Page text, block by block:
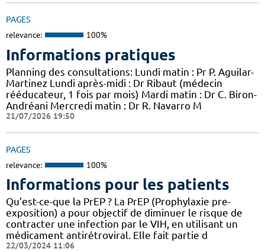
PAGES
relevance: 100%
Informations pratiques
Planning des consultations: Lundi matin : Pr P. Aguilar-
Martinez Lundi après-midi : Dr Ribaut (médecin
rééducateur, 1 fois par mois) Mardi matin : Dr C. Biron-
Andréani Mercredi matin : Dr R. Navarro M
21/07/2026 19:50
PAGES
relevance: 100%
Informations pour les patients
Qu’est-ce-que la PrEP ? La PrEP (Prophylaxie pre-
exposition) a pour objectif de diminuer le risque de
contracter une infection par le VIH, en utilisant un
médicament antirétroviral. Elle fait partie d
22/03/2024 11:06